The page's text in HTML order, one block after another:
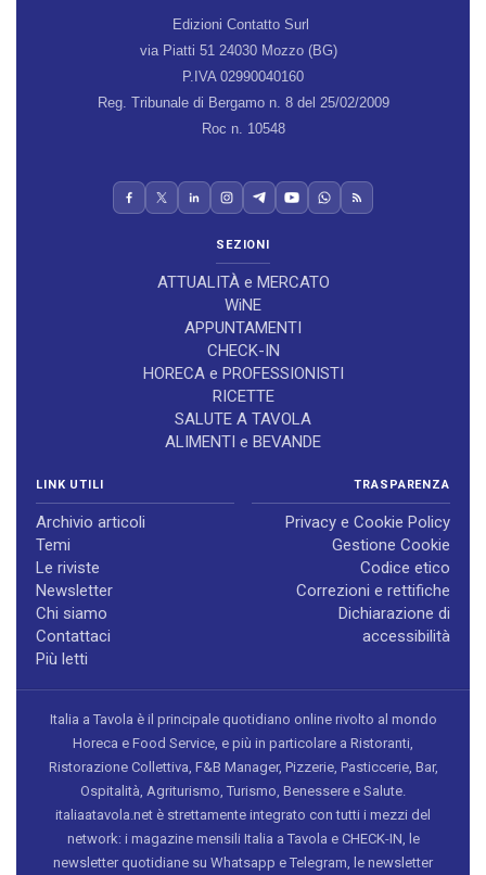
Edizioni Contatto Surl
via Piatti 51 24030 Mozzo (BG)
P.IVA 02990040160
Reg. Tribunale di Bergamo n. 8 del 25/02/2009
Roc n. 10548
SEZIONI
ATTUALITÀ e MERCATO
WiNE
APPUNTAMENTI
CHECK-IN
HORECA e PROFESSIONISTI
RICETTE
SALUTE A TAVOLA
ALIMENTI e BEVANDE
LINK UTILI
Archivio articoli
Temi
Le riviste
Newsletter
Chi siamo
Contattaci
Più letti
TRASPARENZA
Privacy e Cookie Policy
Gestione Cookie
Codice etico
Correzioni e rettifiche
Dichiarazione di
accessibilità
Italia a Tavola è il principale quotidiano online rivolto al mondo
Horeca e Food Service, e più in particolare a Ristoranti,
Ristorazione Collettiva, F&B Manager, Pizzerie, Pasticcerie, Bar,
Ospitalità, Agriturismo, Turismo, Benessere e Salute.
italiaatavola.net è strettamente integrato con tutti i mezzi del
network: i magazine mensili Italia a Tavola e CHECK-IN, le
newsletter quotidiane su Whatsapp e Telegram, le newsletter